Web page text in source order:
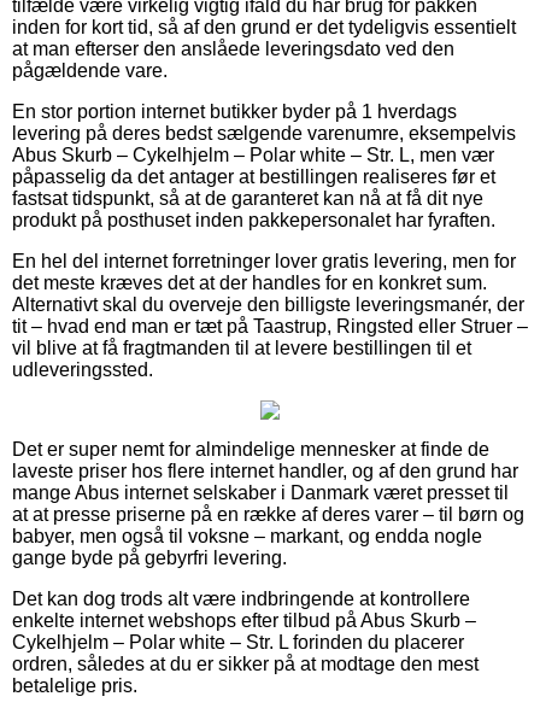
tilfælde være virkelig vigtig ifald du har brug for pakken
inden for kort tid, så af den grund er det tydeligvis essentielt
at man efterser den anslåede leveringsdato ved den
pågældende vare.
En stor portion internet butikker byder på 1 hverdags
levering på deres bedst sælgende varenumre, eksempelvis
Abus Skurb – Cykelhjelm – Polar white – Str. L, men vær
påpasselig da det antager at bestillingen realiseres før et
fastsat tidspunkt, så at de garanteret kan nå at få dit nye
produkt på posthuset inden pakkepersonalet har fyraften.
En hel del internet forretninger lover gratis levering, men for
det meste kræves det at der handles for en konkret sum.
Alternativt skal du overveje den billigste leveringsmanér, der
tit – hvad end man er tæt på Taastrup, Ringsted eller Struer –
vil blive at få fragtmanden til at levere bestillingen til et
udleveringssted.
Det er super nemt for almindelige mennesker at finde de
laveste priser hos flere internet handler, og af den grund har
mange Abus internet selskaber i Danmark været presset til
at at presse priserne på en række af deres varer – til børn og
babyer, men også til voksne – markant, og endda nogle
gange byde på gebyrfri levering.
Det kan dog trods alt være indbringende at kontrollere
enkelte internet webshops efter tilbud på Abus Skurb –
Cykelhjelm – Polar white – Str. L forinden du placerer
ordren, således at du er sikker på at modtage den mest
betalelige pris.